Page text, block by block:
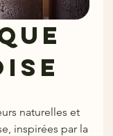
naturelles et
inspirées par la